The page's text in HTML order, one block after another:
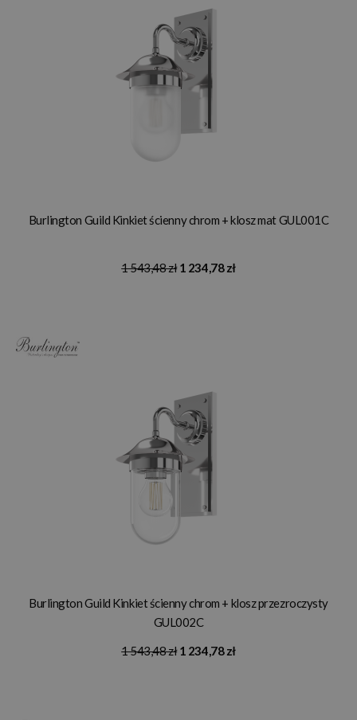
Burlington Guild Kinkiet ścienny chrom + klosz mat GUL001C
1 543,48 zł 1 234,78 zł
Burlington Guild Kinkiet ścienny chrom + klosz przezroczysty
GUL002C
1 543,48 zł 1 234,78 zł